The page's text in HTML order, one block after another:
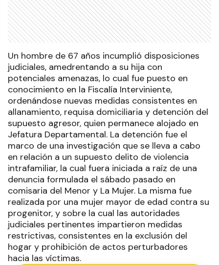
Un hombre de 67 años incumplió disposiciones
judiciales, amedrentando a su hija con
potenciales amenazas, lo cual fue puesto en
conocimiento en la Fiscalía Interviniente,
ordenándose nuevas medidas consistentes en
allanamiento, requisa domiciliaria y detención del
supuesto agresor, quien permanece alojado en
Jefatura Departamental. La detención fue el
marco de una investigación que se lleva a cabo
en relación a un supuesto delito de violencia
intrafamiliar, la cual fuera iniciada a raíz de una
denuncia formulada el sábado pasado en
comisaria del Menor y La Mujer. La misma fue
realizada por una mujer mayor de edad contra su
progenitor, y sobre la cual las autoridades
judiciales pertinentes impartieron medidas
restrictivas, consistentes en la exclusión del
hogar y prohibición de actos perturbadores
hacia las víctimas.